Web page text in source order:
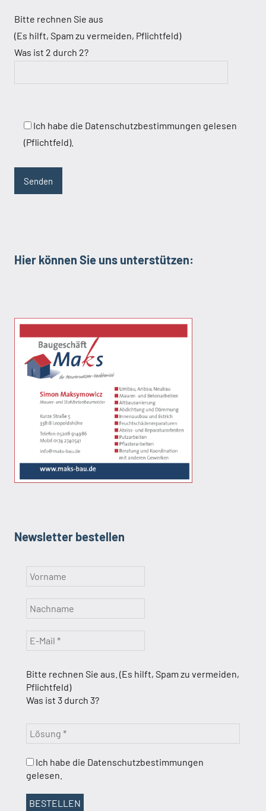
Bitte rechnen Sie aus
(Es hilft, Spam zu vermeiden, Pflichtfeld)
Was ist 2 durch 2?
Ich habe die Datenschutzbestimmungen gelesen
(Pflichtfeld).
Hier können Sie uns unterstützen:
Newsletter bestellen
Bitte rechnen Sie aus. (Es hilft, Spam zu vermeiden,
Pflichtfeld)
Was ist 3 durch 3?
Ich habe die Datenschutzbestimmungen
gelesen.